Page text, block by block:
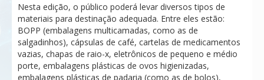
Nesta edição, o público poderá levar diversos tipos de
materiais para destinação adequada. Entre eles estão:
BOPP (embalagens multicamadas, como as de
salgadinhos), cápsulas de café, cartelas de medicamentos
vazias, chapas de raio-x, eletrônicos de pequeno e médio
porte, embalagens plásticas de ovos higienizadas,
embalagens plásticas de padaria (como as de bolos),